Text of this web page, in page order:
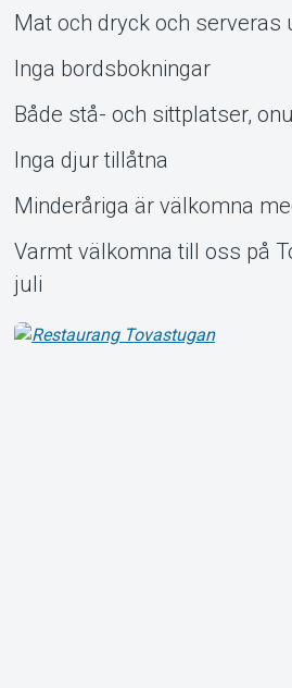
Mat och dryck och serveras
Inga bordsbokningar
Både stå- och sittplatser,
Inga djur tillåtna
Minderåriga är välkomna
Varmt välkomna till oss på
juli